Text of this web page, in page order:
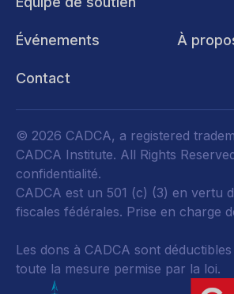
Événements À
Contact
© 2026 CADCA, a registered
CADCA Institute. All Rights
confidentialité.
CADCA est un 501 (c) (3) en vertu
fiscales fédérales. Prise en charge
Les dons à CADCA sont
toute la mesure permise par la loi.